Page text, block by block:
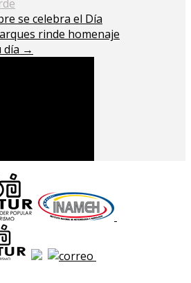
se celebra el Día
rinde homenaje
día →